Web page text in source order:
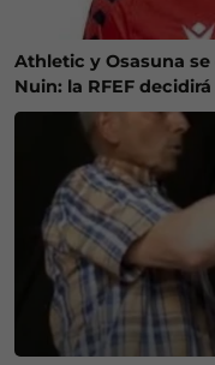
Athletic y Osasuna
Nuin: la RFEF